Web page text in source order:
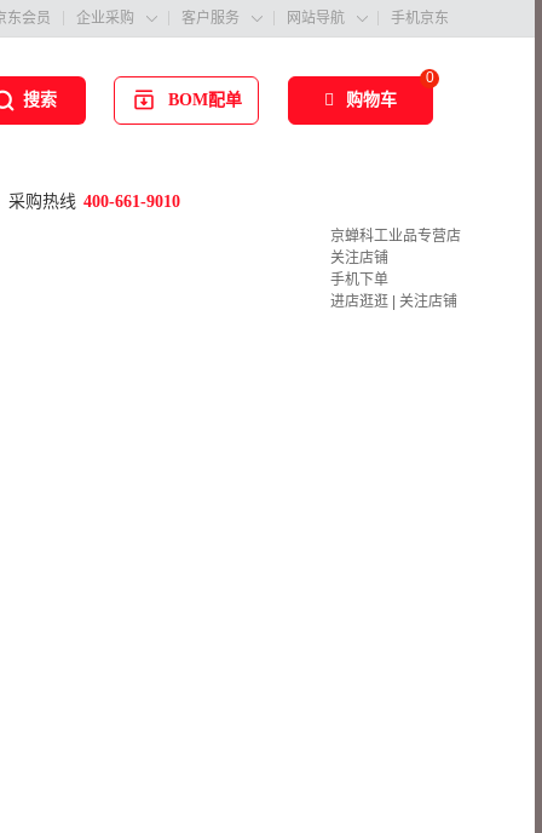
东会员 企业采购  客户服务  网站导航  手机京东
搜索 BOM配单
0
购物车
采购热线 400-661-9010
京蝉科工业品专营店
关注店铺
手机下单
进店逛逛
关注店铺